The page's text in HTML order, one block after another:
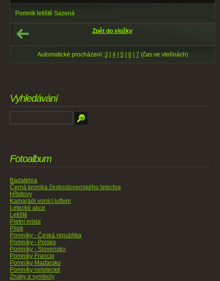
Pomník letiště Sazená
Zpět do složky
Automatické procházení: 3 4| 5 6 7 (čas ve vteřinách)
Vyhledávání
Fotoalbum
Badatelna
Černá kronika československého letectva
Hřbitovy
Kamarádi vonící luftem
Letecké akce
Letiště
Pietní místa
Piloti
Pomníky - Česká republika
Pomníky - Polsko
Pomníky - Slovensko
Pomníky Francie
Pomníky Maďarsko
Pomníky neletecké
Znaky a symboly